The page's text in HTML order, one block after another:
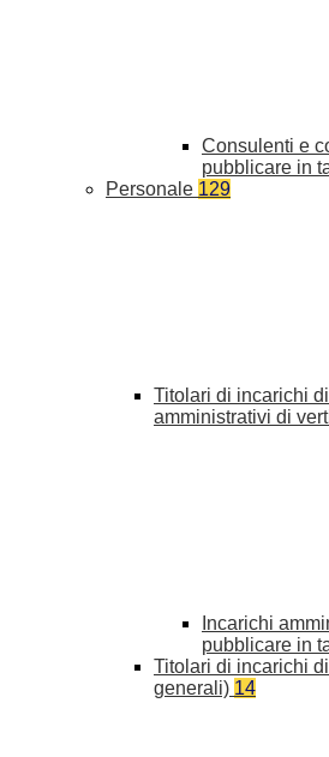
Consulenti e
pubblicare in
Personale 129
Titolari di incarichi
amministrativi di
Incarichi
pubblicare in
Titolari di incarichi
generali) 14